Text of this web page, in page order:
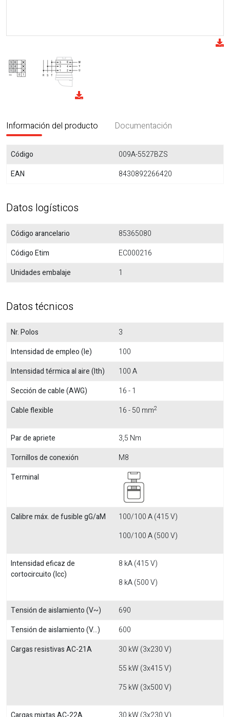
Información del producto Documentación
Código
009A-5527BZS
EAN
8430892266420
Datos logísticos
Código arancelario
85365080
Código Etim
EC000216
Unidades embalaje
1
Datos técnicos
Nr. Polos
3
Intensidad de empleo (Ie)
100
Intensidad térmica al aire (Ith)
100 A
Sección de cable (AWG)
16 - 1
Cable flexible
16 - 50 mm2
Par de apriete
3,5 Nm
Tornillos de conexión
M8
Terminal
Calibre máx. de fusible gG/aM
100/100 A (415 V)
100/100 A (500 V)
Intensidad eficaz de
cortocircuito (Icc)
8 kA (415 V)
8 kA (500 V)
Tensión de aislamiento (V~)
690
Tensión de aislamiento (V...)
600
Cargas resistivas AC-21A
30 kW (3x230 V)
55 kW (3x415 V)
75 kW (3x500 V)